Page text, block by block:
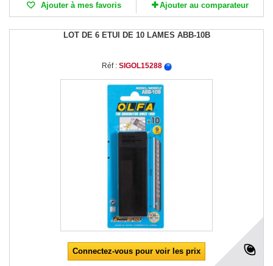
Ajouter à mes favoris Ajouter au comparateur
LOT DE 6 ETUI DE 10 LAMES ABB-10B
Réf : SIGOL15288
Connectez-vous pour voir les prix